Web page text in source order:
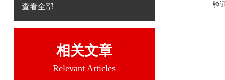
查看全部
相关文章
Relevant Articles
验